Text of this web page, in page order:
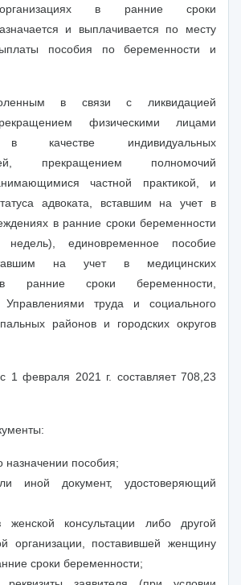
в ранние сроки
и выплачивается по месту
пособия по беременности и
в связи с ликвидацией
физическими лицами
в качестве индивидуальных
прекращением полномочий
частной практикой, и
адвоката, вставшим на учет в
в ранние сроки беременности
недель), единовременное пособие
на учет в медицинских
в ранние сроки беременности,
Управлениями труда и социального
районов и городских округов
1 февраля 2021 г. составляет 708,23
назначении пособия;
иной документ, удостоверяющий
женской консультации либо другой
организации, поставившей женщину
сроки беременности;